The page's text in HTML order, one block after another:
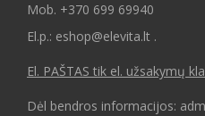
Mob. +370 699 69940
El.p.: eshop@elevita.lt .
El. PAŠTAS tik el. užsakymų
Dėl bendros informacijos: